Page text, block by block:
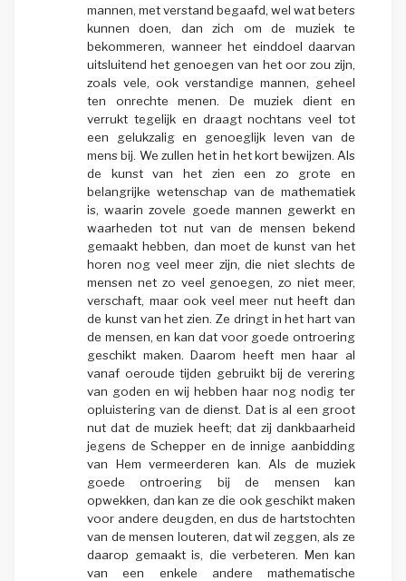
mannen, met verstand begaafd, wel wat beters
kunnen doen, dan zich om de muziek te
bekommeren, wanneer het einddoel daarvan
uitsluitend het genoegen van het oor zou zijn,
zoals vele, ook verstandige mannen, geheel
ten onrechte menen. De muziek dient en
verrukt tegelijk en draagt nochtans veel tot
een gelukzalig en genoeglijk leven van de
mens bij. We zullen het in het kort bewijzen. Als
de kunst van het zien een zo grote en
belangrijke wetenschap van de mathematiek
is, waarin zovele goede mannen gewerkt en
waarheden tot nut van de mensen bekend
gemaakt hebben, dan moet de kunst van het
horen nog veel meer zijn, die niet slechts de
mensen net zo veel genoegen, zo niet meer,
verschaft, maar ook veel meer nut heeft dan
de kunst van het zien. Ze dringt in het hart van
de mensen, en kan dat voor goede ontroering
geschikt maken. Daarom heeft men haar al
vanaf oeroude tijden gebruikt bij de verering
van goden en wij hebben haar nog nodig ter
opluistering van de dienst. Dat is al een groot
nut dat de muziek heeft; dat zij dankbaarheid
jegens de Schepper en de innige aanbidding
van Hem vermeerderen kan. Als de muziek
goede ontroering bij de mensen kan
opwekken, dan kan ze die ook geschikt maken
voor andere deugden, en dus de hartstochten
van de mensen louteren, dat wil zeggen, als ze
daarop gemaakt is, die verbeteren. Men kan
van een enkele andere mathematische